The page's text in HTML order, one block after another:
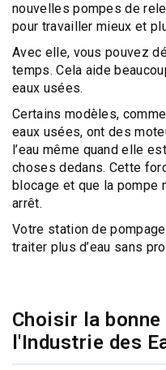
nouvelles pompes de
pour travailler mieux et
Avec elle, vous pouvez
temps. Cela aide
eaux usées.
Certains modèles,
eaux usées, ont des
l’eau même quand elle
choses dedans. Cette
blocage et que la pompe
arrêt.
Votre station de
traiter plus d’eau sans
Choisir la bonne
l'Industrie des